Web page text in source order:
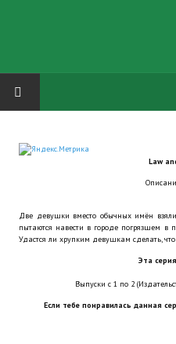
Русская биржа
Теневой кардинал для
Aliens vs Predator 2 (Русские
Law
Две девушки вместо обычных имён
пытаются навести в городе погрязшем в
Удастся ли хрупким девушкам сделать,
Эта
Выпуски с 1 по 2
Если тебе понравилась данная